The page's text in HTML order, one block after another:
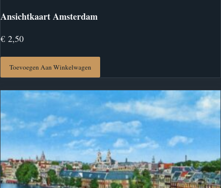
Ansichtkaart Amsterdam
€ 2,50
Toevoegen Aan Winkelwagen